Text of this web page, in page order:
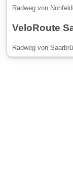
Radweg von
VeloRoute
Radweg von